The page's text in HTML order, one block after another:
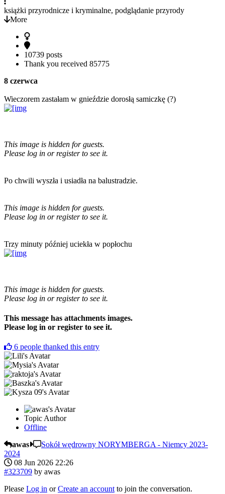
książki przyrodnicze i kryminalne, podglądanie przyrody
More
10739 posts
Thank you received 85775
8 czerwca
Wieczorem zastałam w gnieździe dorosłą samiczkę (?)
This image is hidden for guests.
Please log in or register to see it.
Po chwili wyszła i usiadła na balustradzie.
This image is hidden for guests.
Please log in or register to see it.
Trzy minuty później uciekła w popłochu
This image is hidden for guests.
Please log in or register to see it.
This message has attachments images.
Please log in or register to see it.
6 people thanked this entry
Topic Author
Offline
awas
Sokół wędrowny NORYMBERGA - Niemcy 2023-
2024
08 Jun 2026 22:26
#323709 by awas
Please Log in orCreate an account to join the conversation.